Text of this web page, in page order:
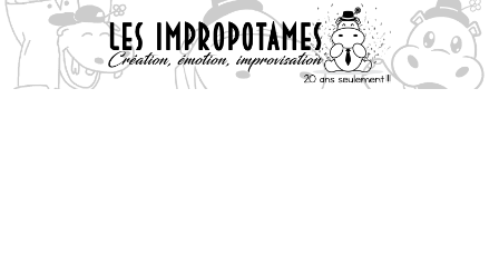
Aller
au
contenu